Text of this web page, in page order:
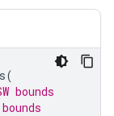
(
bounds